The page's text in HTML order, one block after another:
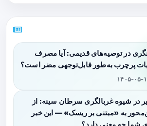
در توصیه‌های قدیمی: آیا مصرف
پرچرب به‌طور قابل‌توجهی مضر است؟
۰۵-۱۹
در شیوه غربالگری سرطان سینه: از
به «مبتنی بر ریسک» — این خبر